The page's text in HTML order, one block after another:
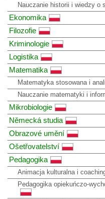
Nauczanie historii i wiedzy o
Ekonomika
Filozofie
Kriminologie
Logistika
Matematika
Matematyka stosowana i
Nauczanie matematyki i
Mikrobiologie
Německá studia
Obrazové umění
Ošetřovatelství
Pedagogika
Animacja kulturalna i
Pedagogika opiekuńczo-